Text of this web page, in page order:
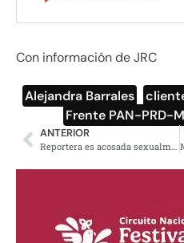
Con información de JRC
Alejandra Barrales
Frente PAN-PRD-
ANTERIOR
Reportera es acosada sexualmente en vivo, ella continúa haciendo su trabajo